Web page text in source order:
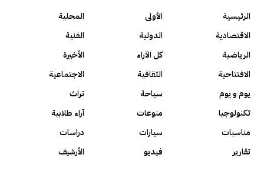
الرئيسية الأولى
المحلية
الاقتصادية
الدولية
الفنية
الرياضية
كل الآراء
الأخيرة
الافتتاحية
الثقافية
الاجتماعية
يوم و يوم
سياحة
تراث
تكنولوجيا
منوعات
آراء طلابية
مناسبات
سيارات
دراسات
تقارير
فيديو الأرشيف